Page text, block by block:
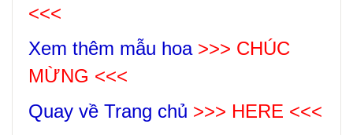
<<<
Xem thêm mẫu hoa >>> CHÚC
MỪNG <<<
Quay về Trang chủ >>> HERE <<<